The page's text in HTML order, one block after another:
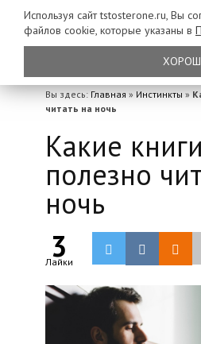
Вы здесь: Главная » Инстинкты »
читать на ночь
Какие книги
полезно
ночь
3
Лайки
Используя сайт tstosterone.ru, Вы
файлов cookie, которые указаны в